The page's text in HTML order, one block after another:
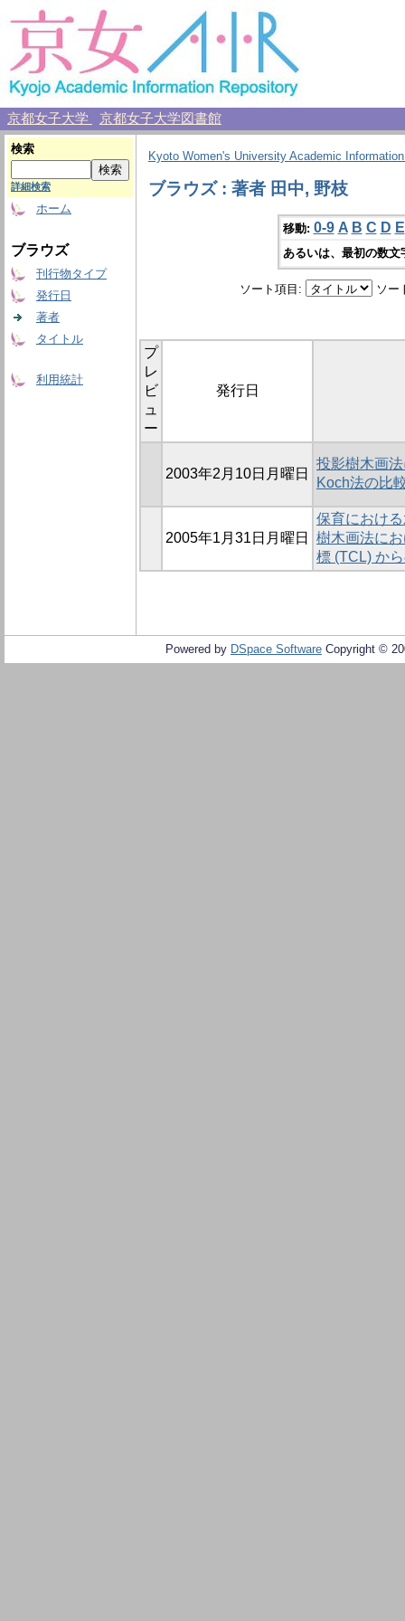
京都女子大学 京都女子大学図書館
検索
詳細検索
ホーム
ブラウズ
刊行物タイプ
発行日
著者
タイトル
利用統計
Kyoto Women's University Academic
ブラウズ : 著者 田中, 野枝
移動: 0-9 A B C D E
あるいは、最初の数
ソート項目: ソー
プ
レ
ビ
ュ
ー
発行日
2003年2月10日月曜日
投影樹木画
Koch法の比
2005年1月31日月曜日
保育におけ
樹木画法に
標 (TCL) か
Powered by DSpace Software Copyright ©